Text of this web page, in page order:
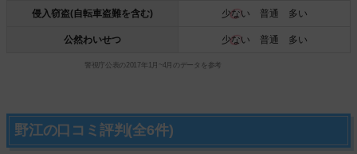
侵入窃盗(自転車盗難を含む) 少ない 普通 多い
公然わいせつ 少ない 普通 多い
警視庁公表の2017年1月~4月のデータを参考
野江の口コミ評判(全6件)